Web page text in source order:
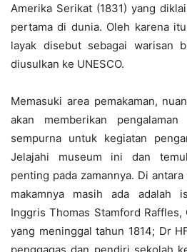
Amerika Serikat (1831) yang
pertama di dunia. Oleh karena
layak disebut sebagai warisan
diusulkan ke UNESCO.
Memasuki area pemakaman,
akan memberikan
sempurna untuk kegiatan
Jelajahi museum ini dan
penting pada zamannya. Di
makamnya masih ada adalah
Inggris Thomas Stamford Raffles,
yang meninggal tahun 1814; Dr
penggagas dan pendiri sekolah